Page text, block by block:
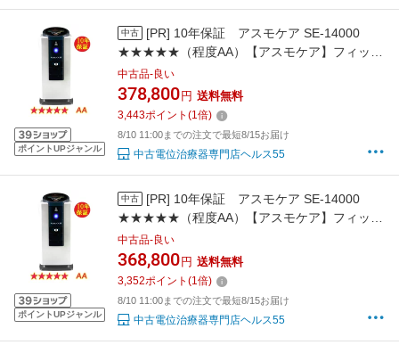
ポイントUPジャンル
中古 [PR] 10年保証 アスモケア SE-14000
★★★★★（程度AA）【アスモケア】フィット
ラボ株式会社 SE-14000 中古
中古品-良い
378,800 円 送料無料
3,443ポイント (1倍)
8/10 11:00までの注文で最短8/15お届け
中古電位治療器専門店ヘルス55
ポイントUPジャンル
中古 [PR] 10年保証 アスモケア SE-14000
★★★★★（程度AA）【アスモケア】フィット
ラボ株式会社 SE-14000 中古
中古品-良い
368,800 円 送料無料
3,352ポイント (1倍)
8/10 11:00までの注文で最短8/15お届け
中古電位治療器専門店ヘルス55